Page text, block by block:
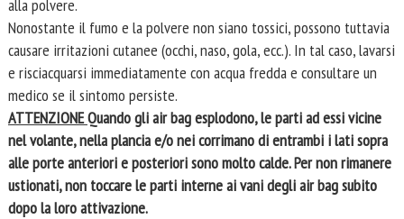
alla polvere.
Nonostante il fumo e la polvere non siano tossici, possono tuttavia
causare irritazioni cutanee (occhi, naso, gola, ecc.). In tal caso, lavarsi
e risciacquarsi immediatamente con acqua fredda e consultare un
medico se il sintomo persiste.
ATTENZIONEQuando gli air bag esplodono, le parti ad essi vicine
nel volante, nella plancia e/o nei corrimano di entrambi i lati sopra
alle porte anteriori e posteriori sono molto calde. Per non rimanere
ustionati, non toccare le parti interne ai vani degli air bag subito
dopo la loro attivazione.